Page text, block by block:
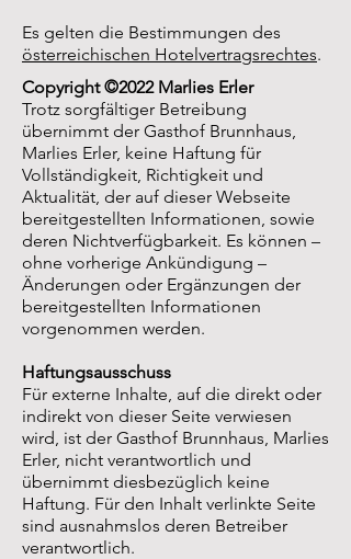
Es gelten die Bestimmungen des
österreichischen Hotelvertragsrechtes.
Copyright ©2022 Marlies Erler
Trotz sorgfältiger Betreibung
übernimmt der Gasthof Brunnhaus,
Marlies Erler, keine Haftung für
Vollständigkeit, Richtigkeit und
Aktualität, der auf dieser Webseite
bereitgestellten Informationen, sowie
deren Nichtverfügbarkeit. Es können –
ohne vorherige Ankündigung –
Änderungen oder Ergänzungen der
bereitgestellten Informationen
vorgenommen werden.
Haftungsausschuss
Für externe Inhalte, auf die direkt oder
indirekt von dieser Seite verwiesen
wird, ist der Gasthof Brunnhaus, Marlies
Erler, nicht verantwortlich und
übernimmt diesbezüglich keine
Haftung. Für den Inhalt verlinkte Seite
sind ausnahmslos deren Betreiber
verantwortlich.